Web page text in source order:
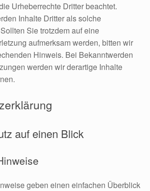
Urheberrechte Dritter beachtet.
Inhalte Dritter als solche
Sie trotzdem auf eine
aufmerksam werden, bitten wir
Hinweis. Bei Bekanntwerden
werden wir derartige Inhalte
auf einen Blick
geben einen einfachen Überblick